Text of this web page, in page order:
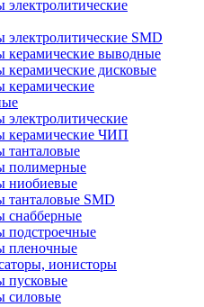
электролитические
электролитические SMD
керамические выводные
керамические дисковые
керамические
электролитические
керамические ЧИП
танталовые
полимерные
ниобиевые
танталовые SMD
снабберные
подстроечные
пленочные
ионисторы
пусковые
силовые